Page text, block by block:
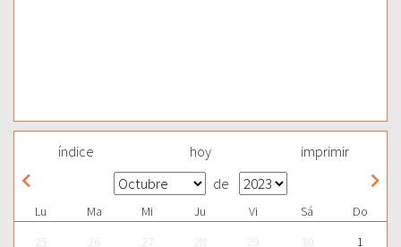
índice hoy imprimir
de
Lu Ma Mi Ju Vi Sá
Do
25
26 27 28 29 30 1